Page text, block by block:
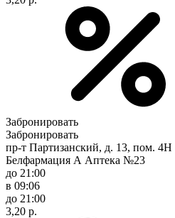
Забронировать
Забронировать
пр-т Партизанский, д. 13, пом. 4Н
Белфармация А Аптека №23
до 21:00
в 09:06
до 21:00
3,20 р.